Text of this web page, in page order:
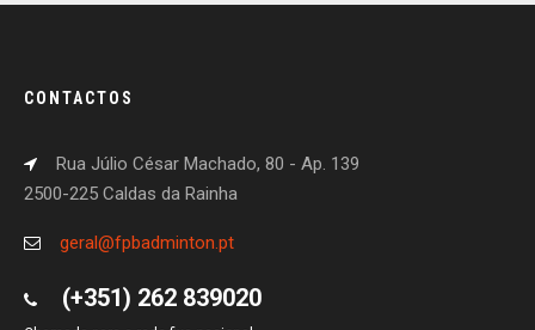
CONTACTOS
Rua Júlio César Machado, 80 - Ap. 139
2500-225 Caldas da Rainha
geral@fpbadminton.pt
(+351) 262 839020